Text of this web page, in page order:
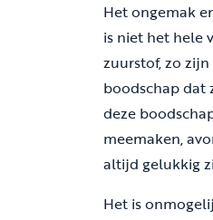
Het ongemak
is niet het hele
zuurstof, zo
boodschap dat
deze
meemaken,
altijd gelukkig
Het is